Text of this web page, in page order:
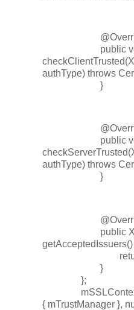
public
authType) throws
}
public
authType) throws
}
public
getAcceptedIssuers()
return
}
};
{ mTrustManager },